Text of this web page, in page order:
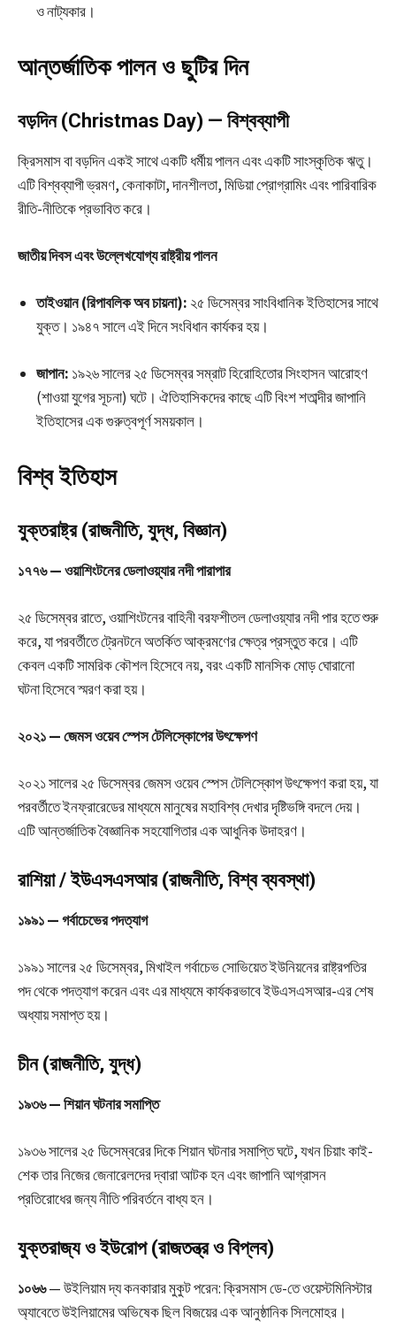
ও নাট্যকার।
আন্তর্জাতিক পালন ও ছুটির দিন
বড়দিন (Christmas Day) — বিশ্বব্যাপী
ক্রিসমাস বা বড়দিন একই সাথে একটি ধর্মীয় পালন এবং একটি সাংস্কৃতিক ঋতু।
এটি বিশ্বব্যাপী ভ্রমণ, কেনাকাটা, দানশীলতা, মিডিয়া প্রোগ্রামিং এবং পারিবারিক
রীতি-নীতিকে প্রভাবিত করে।
জাতীয় দিবস এবং উল্লেখযোগ্য রাষ্ট্রীয় পালন
তাইওয়ান (রিপাবলিক অব চায়না): ২৫ ডিসেম্বর সাংবিধানিক ইতিহাসের সাথে
যুক্ত। ১৯৪৭ সালে এই দিনে সংবিধান কার্যকর হয়।
জাপান: ১৯২৬ সালের ২৫ ডিসেম্বর সম্রাট হিরোহিতোর সিংহাসন আরোহণ
(শাওয়া যুগের সূচনা) ঘটে। ঐতিহাসিকদের কাছে এটি বিংশ শতাব্দীর জাপানি
ইতিহাসের এক গুরুত্বপূর্ণ সময়কাল।
বিশ্ব ইতিহাস
যুক্তরাষ্ট্র (রাজনীতি, যুদ্ধ, বিজ্ঞান)
১৭৭৬ — ওয়াশিংটনের ডেলাওয়্যার নদী পারাপার
২৫ ডিসেম্বর রাতে, ওয়াশিংটনের বাহিনী বরফশীতল ডেলাওয়্যার নদী পার হতে শুরু
করে, যা পরবর্তীতে ট্রেনটনে অতর্কিত আক্রমণের ক্ষেত্র প্রস্তুত করে। এটি
কেবল একটি সামরিক কৌশল হিসেবে নয়, বরং একটি মানসিক মোড় ঘোরানো
ঘটনা হিসেবে স্মরণ করা হয়।
২০২১ — জেমস ওয়েব স্পেস টেলিস্কোপের উৎক্ষেপণ
২০২১ সালের ২৫ ডিসেম্বর জেমস ওয়েব স্পেস টেলিস্কোপ উৎক্ষেপণ করা হয়, যা
পরবর্তীতে ইনফ্রারেডের মাধ্যমে মানুষের মহাবিশ্ব দেখার দৃষ্টিভঙ্গি বদলে দেয়।
এটি আন্তর্জাতিক বৈজ্ঞানিক সহযোগিতার এক আধুনিক উদাহরণ।
রাশিয়া / ইউএসএসআর (রাজনীতি, বিশ্ব ব্যবস্থা)
১৯৯১ — গর্বাচেভের পদত্যাগ
১৯৯১ সালের ২৫ ডিসেম্বর, মিখাইল গর্বাচেভ সোভিয়েত ইউনিয়নের রাষ্ট্রপতির
পদ থেকে পদত্যাগ করেন এবং এর মাধ্যমে কার্যকরভাবে ইউএসএসআর-এর শেষ
অধ্যায় সমাপ্ত হয়।
চীন (রাজনীতি, যুদ্ধ)
১৯৩৬ — শিয়ান ঘটনার সমাপ্তি
১৯৩৬ সালের ২৫ ডিসেম্বরের দিকে শিয়ান ঘটনার সমাপ্তি ঘটে, যখন চিয়াং কাই-
শেক তার নিজের জেনারেলদের দ্বারা আটক হন এবং জাপানি আগ্রাসন
প্রতিরোধের জন্য নীতি পরিবর্তনে বাধ্য হন।
যুক্তরাজ্য ও ইউরোপ (রাজতন্ত্র ও বিপ্লব)
১০৬৬— উইলিয়াম দ্য কনকারার মুকুট পরেন: ক্রিসমাস ডে-তে ওয়েস্টমিনিস্টার
অ্যাবেতে উইলিয়ামের অভিষেক ছিল বিজয়ের এক আনুষ্ঠানিক সিলমোহর।